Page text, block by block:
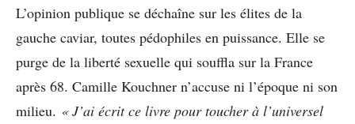
L’opinion publique se déchaîne sur les élites de la
gauche caviar, toutes pédophiles en puissance. Elle se
purge de la liberté sexuelle qui souffla sur la France
après 68. Camille Kouchner n’accuse ni l’époque ni son
milieu. « J’ai écrit ce livre pour toucher à l’universel